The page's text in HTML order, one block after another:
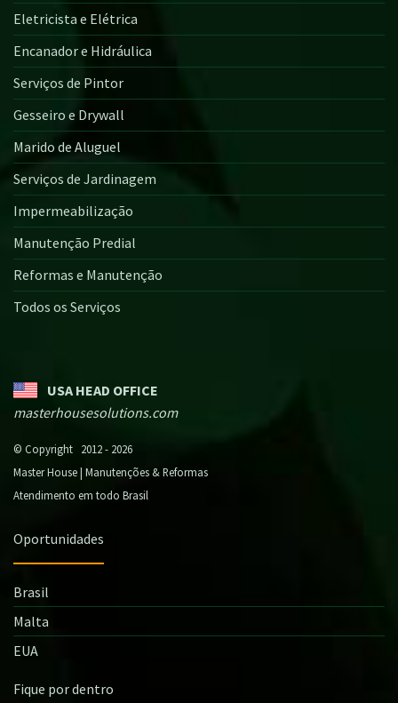
Eletricista e Elétrica
Encanador e Hidráulica
Serviços de Pintor
Gesseiro e Drywall
Marido de Aluguel
Serviços de Jardinagem
Impermeabilização
Manutenção Predial
Reformas e Manutenção
Todos os Serviços
USA HEAD OFFICE
masterhousesolutions.com
© Copyright 2012 - 2026
Master House | Manutenções & Reformas
Atendimento em todo Brasil
Oportunidades
Brasil
Malta
EUA
Fique por dentro